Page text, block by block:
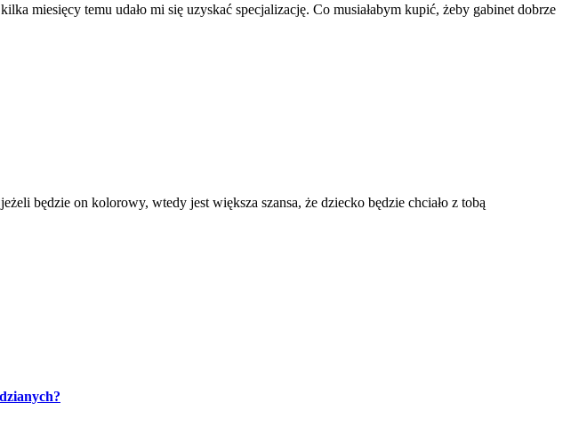
miesięcy temu udało mi się uzyskać specjalizację. Co musiałabym kupić, żeby gabinet dobrze
będzie on kolorowy, wtedy jest większa szansa, że dziecko będzie chciało z tobą